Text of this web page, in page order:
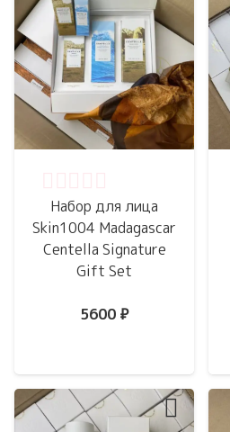
Набор для лица
Skin1004 Madagascar
Centella Signature
Gift Set
5600 ₽